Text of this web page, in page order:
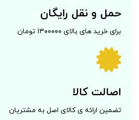
حمل و نقل رایگان
برای خرید های بالای ۱۳۰۰۰۰۰ تومان
اصالت کالا
تضمین ارائه ی کالای اصل به مشتریان